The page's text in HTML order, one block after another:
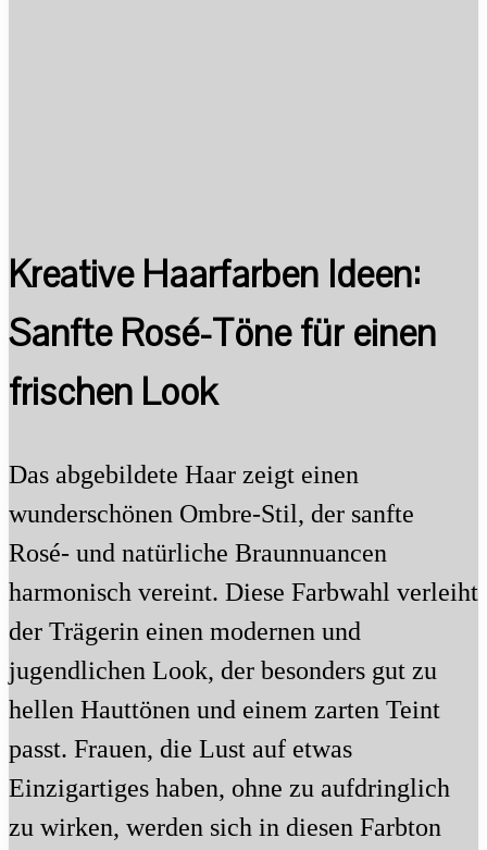
Kreative Haarfarben Ideen:
Sanfte Rosé-Töne für einen
frischen Look
Das abgebildete Haar zeigt einen
wunderschönen Ombre-Stil, der sanfte
Rosé- und natürliche Braunnuancen
harmonisch vereint. Diese Farbwahl verleiht
der Trägerin einen modernen und
jugendlichen Look, der besonders gut zu
hellen Hauttönen und einem zarten Teint
passt. Frauen, die Lust auf etwas
Einzigartiges haben, ohne zu aufdringlich
zu wirken, werden sich in diesen Farbton